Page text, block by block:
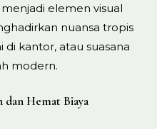
elemen visual
nuansa tropis
kantor, atau suasana
modern.
dan Hemat Biaya